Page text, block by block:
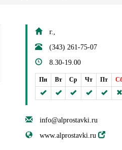
г.,
(343) 261-75-07
8.30-19.00
Пн Вт Ср Чт Пт
info@alprostavki.ru
www.alprostavki.ru